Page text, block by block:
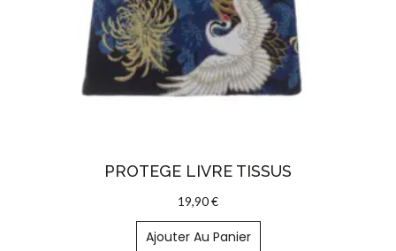
PROTEGE LIVRE TISSUS
19,90€
Ajouter Au Panier